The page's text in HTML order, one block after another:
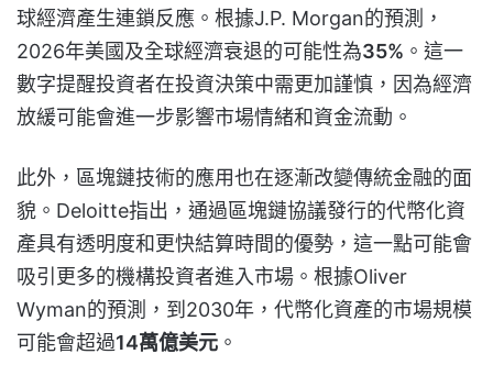
球經濟產生連鎖反應。根據J.P. Morgan的預測，
2026年美國及全球經濟衰退的可能性為35% 。這一
數字提醒投資者在投資決策中需更加謹慎，因為經濟
放緩可能會進一步影響市場情緒和資金流動。
此外，區塊鏈技術的應用也在逐漸改變傳統金融的面
貌。Deloitte指出，通過區塊鏈協議發行的代幣化資
產具有透明度和更快結算時間的優勢，這一點可能會
吸引更多的機構投資者進入市場。根據Oliver
Wyman的預測，到2030年，代幣化資產的市場規模
可能會超過14萬億美元 。